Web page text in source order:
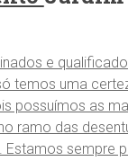
e
temos uma
possuímos as
ramo das
Estamos sempre